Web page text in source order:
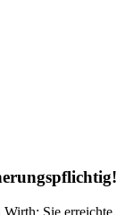
Sie erreichte,